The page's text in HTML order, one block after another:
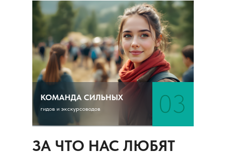
КОМАНДА СИЛЬНЫХ
гидов и экскурсоводов 03
ЗА ЧТО НАС ЛЮБЯТ